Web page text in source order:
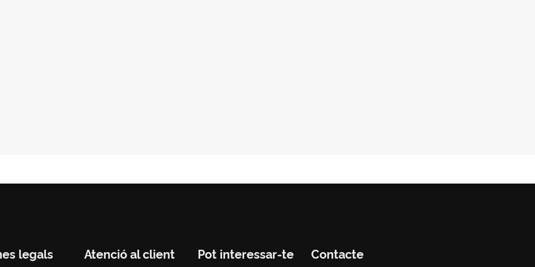
legals Atenció al client Pot interessar-te Contacte